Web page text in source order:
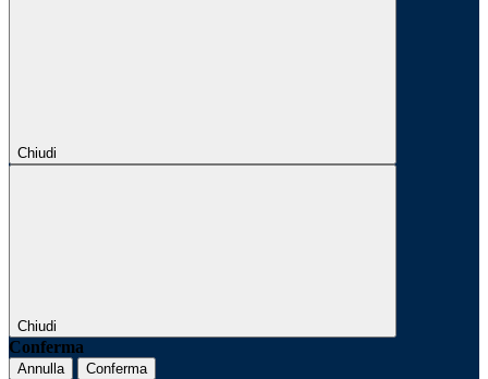
Chiudi
Chiudi
Conferma
Annulla Conferma